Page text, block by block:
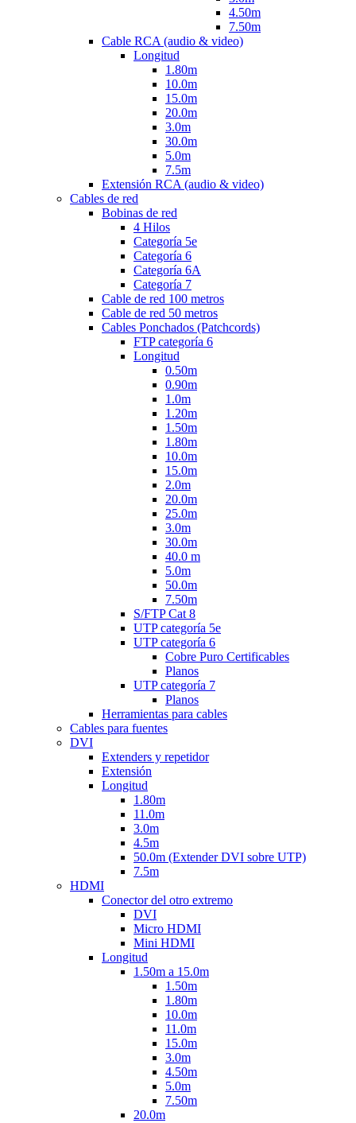
4.50m
7.50m
Cable RCA (audio & video)
Longitud
1.80m
10.0m
15.0m
20.0m
3.0m
30.0m
5.0m
7.5m
Extensión RCA (audio & video)
Cables de red
Bobinas de red
4 Hilos
Categoría 5e
Categoría 6
Categoría 6A
Categoría 7
Cable de red 100 metros
Cable de red 50 metros
Cables Ponchados (Patchcords)
FTP categoría 6
Longitud
0.50m
0.90m
1.0m
1.20m
1.50m
1.80m
10.0m
15.0m
2.0m
20.0m
25.0m
3.0m
30.0m
40.0 m
5.0m
50.0m
7.50m
S/FTP Cat 8
UTP categoría 5e
UTP categoría 6
Cobre Puro Certificables
Planos
UTP categoría 7
Planos
Herramientas para cables
Cables para fuentes
DVI
Extenders y repetidor
Extensión
Longitud
1.80m
11.0m
3.0m
4.5m
50.0m (Extender DVI sobre UTP)
7.5m
HDMI
Conector del otro extremo
DVI
Micro HDMI
Mini HDMI
Longitud
1.50m a 15.0m
1.50m
1.80m
10.0m
11.0m
15.0m
3.0m
4.50m
5.0m
7.50m
20.0m